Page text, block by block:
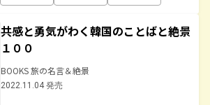
共感と勇気がわく韓国のことばと絶景
１００
BOOKS 旅の名言＆絶景
2022.11.04 発売